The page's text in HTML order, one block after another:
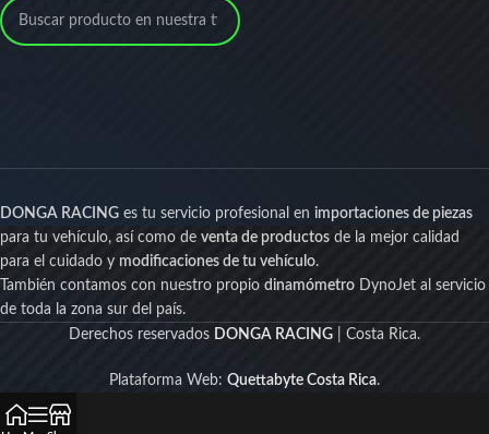
DONGA RACING es tu servicio profesional en importaciones de piezas
para tu vehículo, así como de venta de productos de la mejor calidad
para el cuidado y modificaciones de tu vehículo.
También contamos con nuestro propio dinamómetro DynoJet al servicio
de toda la zona sur del país.
Derechos reservados DONGA RACING | Costa Rica.
Plataforma Web: Quettabyte Costa Rica.